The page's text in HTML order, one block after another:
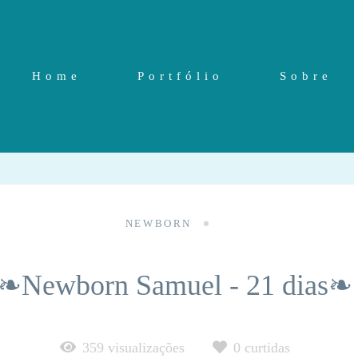
Home Portfólio Sobre
NEWBORN
❧Newborn Samuel - 21 dias❧
359 visualizações 0 curtidas